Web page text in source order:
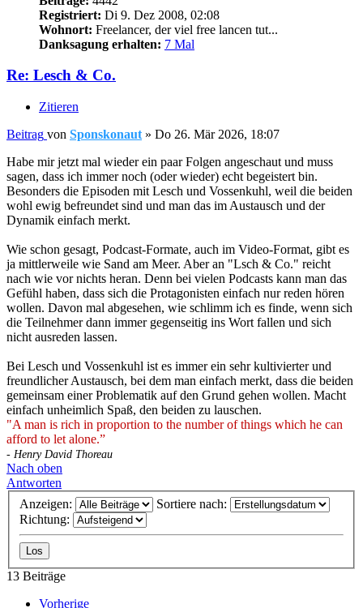
Registriert: Di 9. Dez 2008, 02:08
Wohnort: Freelancer, der viel free lancen tut...
Danksagung erhalten: 7 Mal
Re: Lesch & Co.
Zitieren
Beitrag von Sponskonaut » Do 26. Mär 2026, 18:07
Habe mir jetzt mal wieder ein paar Folgen angeschaut und muss
sagen, dass ich immer noch (oder wieder) echt begeistert bin.
Besonders die Episoden mit Lesch und Vossenkuhl, weil die beiden
wohl ewig befreundet sind und man das im Austausch und der
Dynamik einfach merkt.
Wie schon gesagt, Podcast-Formate, auch im Video-Format, gibt es
ja mittlerweile wie Sand am Meer. Aber an "Lsch & Co." reicht
nach wie vor nichts heran. Denn bei vielen Podcasts kann man das
Gefühl haben, dass sich die Protagonisten einfach nur reden hören
wollen. Davon mal abgesehen, wie schlimm ich es finde, wenn sich
die Teilnehmer dann immer gegenseitig ins Wort fallen und sich
nicht ausreden lassen.
Bei Lesch und Vossenkuhl ist es immer ein sehr kultivierter und
freundlicher Austausch, bei dem man einfach merkt, dass die beiden
gemeinsam einer Problematik auf den Grund gehen wollen. Macht
einfach unheimlich Spaß, den beiden zu lauschen.
"A man is rich in proportion to the number of things which he can
afford to let alone.”
- Henry David Thoreau
Nach oben
Antworten
Anzeigen:
Sortiere nach:
Richtung:
13 Beiträge
Vorherige